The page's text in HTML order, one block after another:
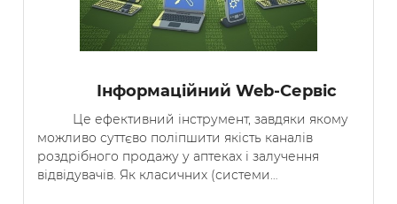
Інформаційний Web-Сервіс
Це ефективний інструмент, завдяки якому
можливо суттєво поліпшити якість каналів
роздрібного продажу у аптеках і залучення
відвідувачів. Як класичних (системи…